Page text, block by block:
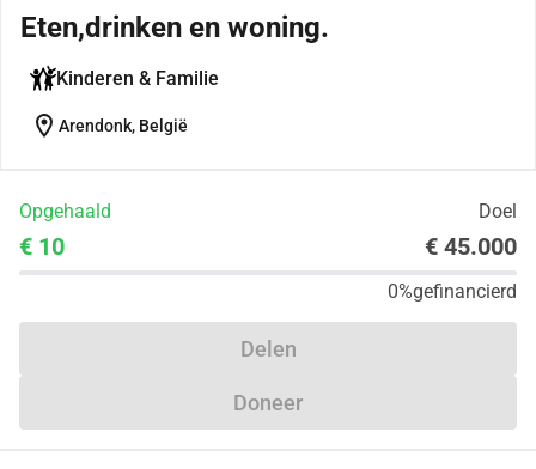
Eten,drinken en woning.
Kinderen & Familie
location_on Arendonk, België
Opgehaald Doel
€ 10 € 45.000
0%gefinancierd
Delen
Doneer